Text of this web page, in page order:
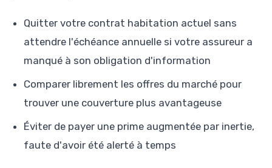
Quitter votre contrat habitation actuel sans
attendre l'échéance annuelle si votre assureur a
manqué à son obligation d'information
Comparer librement les offres du marché pour
trouver une couverture plus avantageuse
Éviter de payer une prime augmentée par inertie,
faute d'avoir été alerté à temps